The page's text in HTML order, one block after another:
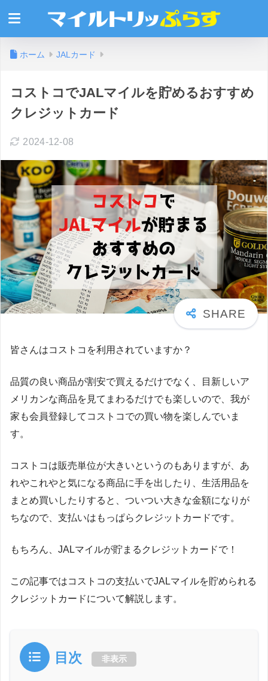
ホーム JALカード
コストコでJALマイルを貯めるおすすめ
クレジットカード
2024-12-08
皆さんはコストコを利用されていますか？
品質の良い商品が割安で買えるだけでなく、目新しいア
メリカンな商品を見てまわるだけでも楽しいので、我が
家も会員登録してコストコでの買い物を楽しんでいま
す。
コストコは販売単位が大きいというのもありますが、あ
れやこれやと気になる商品に手を出したり、生活用品を
まとめ買いしたりすると、ついつい大きな金額になりが
ちなので、支払いはもっぱらクレジットカードです。
もちろん、JALマイルが貯まるクレジットカードで！
この記事ではコストコの支払いでJALマイルを貯められる
クレジットカードについて解説します。
目次 非表示